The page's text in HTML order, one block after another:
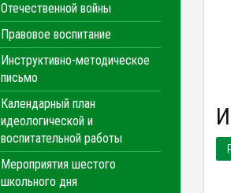
Отечественной войны
Правовое воспитание
Инструктивно-методическое
письмо
Календарный план
идеологической и
воспитательной работы
Мероприятия шестого
школьного дня